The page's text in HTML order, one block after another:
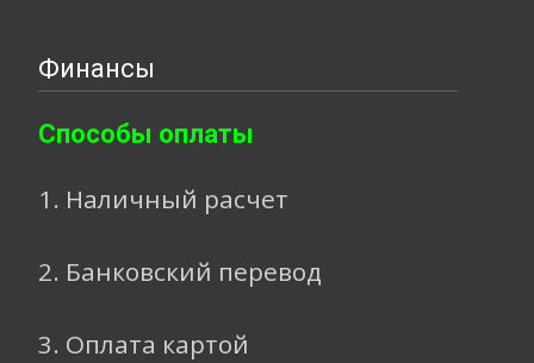
Финансы
Способы оплаты
1. Наличный расчет
2. Банковский перевод
3. Оплата картой